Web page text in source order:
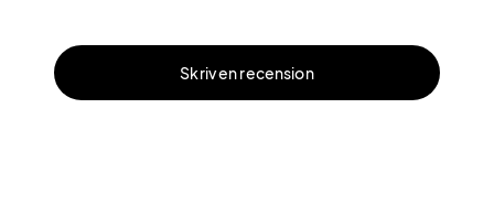
Skriv en recension